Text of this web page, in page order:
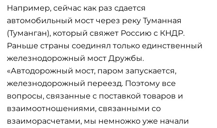
Например, сейчас как раз сдается
автомобильный мост через реку Туманная
(Туманган), который свяжет Россию с КНДР.
Раньше страны соединял только единственный
железнодорожный мост Дружбы.
«Автодорожный мост, паром запускается,
железнодорожный переезд. Поэтому все
вопросы, связанные с поставкой товаров и
взаимоотношениями, связанными со
взаиморасчетами, мы немножко уже начали